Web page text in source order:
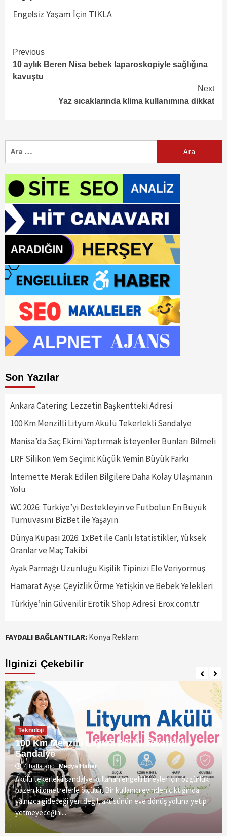
Engelsiz Yaşam İçin TIKLA
Continue
Reading
Previous
10 aylık Beren Nisa bebek laparoskopiyle sağlığına
kavuştu
Next
Yaz sıcaklarında klima kullanımına dikkat
Son Yazılar
Ankara Catering: Lezzetin Başkentteki Adresi
100 Km Menzilli Lityum Akülü Tekerlekli Sandalye
Manisa’da Saç Ekimi Yaptırmak İsteyenler Bunları Bilmeli
LRF Silikon Yem Seçimi: Küçük Yemin Büyük Farkı
İnternette Merak Edilen Bilgilere Daha Kolay Ulaşmanın
Yolu
WC 2026: Türkiye’yi Destekleyin ve Futbolun En Büyük
Turnuvasını BizBet ile Yaşayın
Dünya Kupası 2026: 1xBet ile Canlı İstatistikler, Yüksek
Oranlar ve Maç Takibi
Ayak Parmağı Uzunluğu Kişilik Tipinizi Ele Veriyormuş
Hamarat Ayşe: Çeyizlik Örme Yetişkin ve Bebek Yelekleri
Türkiye’nin Güvenilir Erotik Shop Adresi: Erox.com.tr
FAYDALI BAĞLANTILAR: Konya Reklam
İlginizi Çekebilir
Teknoloji
100 Km Menzilli Lityum Akülü Tekerlekli
Sandalye
4 hafta ago Medya Haber
Akülü tekerlekli sandalye kullanan engelli bireyler için özgürlük
bazen kilometrelerle ölçülür. Bir kullanıcı evinden çıktığında
yalnızca gideceği yeri değil, aküsünün eve dönüş yoluna yetip
yetmeyeceğini...